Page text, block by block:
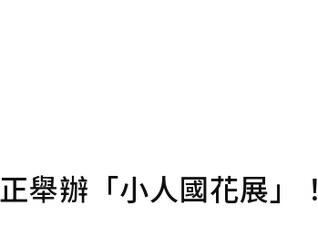
舉辦「小人國花展」！